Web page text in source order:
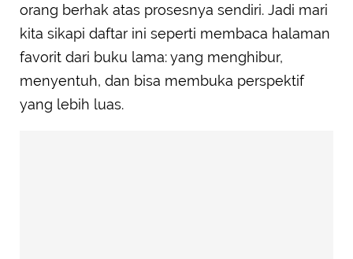
orang berhak atas prosesnya sendiri. Jadi mari
kita sikapi daftar ini seperti membaca halaman
favorit dari buku lama: yang menghibur,
menyentuh, dan bisa membuka perspektif
yang lebih luas.